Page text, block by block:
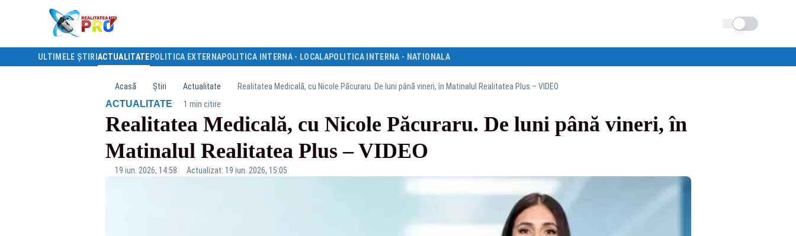
Schimba tema
ULTIMELE ȘTIRI ACTUALITATE POLITICA EXTERNAPOLITICA INTERNA - LOCALAPOLITICA INTERNA - NATIONALA
Acasă Știri Actualitate Realitatea Medicală, cu Nicole Păcuraru. De luni până vineri, în Matinalul Realitatea Plus – VIDEO
ACTUALITATE· 1 min citire
Realitatea Medicală, cu Nicole Păcuraru. De luni până vineri, în
Matinalul Realitatea Plus – VIDEO
19 iun. 2026, 14:58 Actualizat: 19 iun. 2026, 15:05